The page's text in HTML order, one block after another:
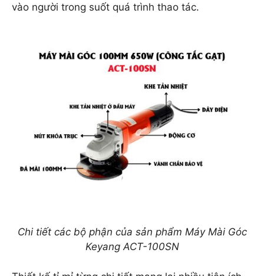
vào người trong suốt quá trình thao tác.
Chi tiết các bộ phận của sản phẩm Máy Mài Góc
Keyang ACT-100SN